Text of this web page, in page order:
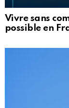
Vivre sans
possible en